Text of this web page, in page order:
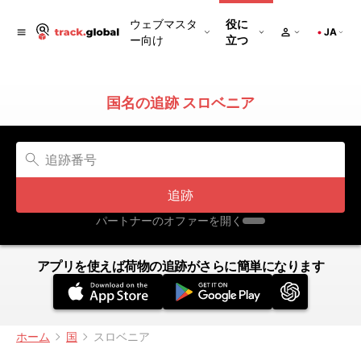
ウェブマスタ
ー向け
役に
立つ
JA
国名の追跡 スロベニア
追跡
パートナーのオファーを開く
アプリを使えば荷物の追跡がさらに簡単になります
ホーム 国 スロベニア